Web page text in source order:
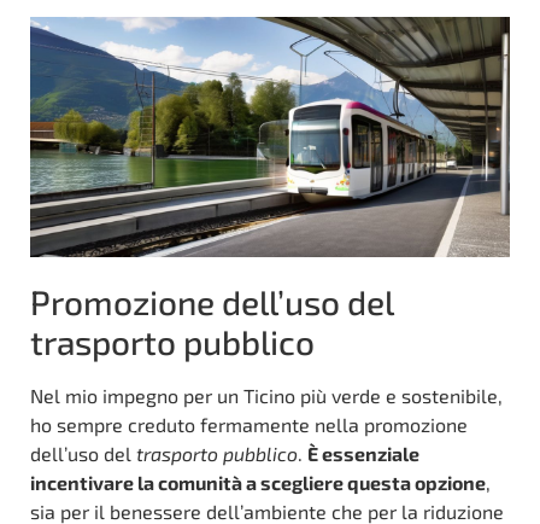
Promozione dell’uso del
trasporto pubblico
Nel mio impegno per un Ticino più verde e sostenibile,
ho sempre creduto fermamente nella promozione
dell’uso del trasporto pubblico È essenziale
incentivare la comunità a scegliere questa opzione
sia per il benessere dell’ambiente che per la riduzione